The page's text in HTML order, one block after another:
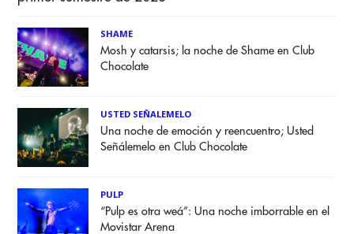
SHAME
Mosh y catarsis; la noche de Shame en Club
Chocolate
USTED SEÑALEMELO
Una noche de emoción y reencuentro; Usted
Señálemelo en Club Chocolate
PULP
“Pulp es otra weá”: Una noche imborrable en el
Movistar Arena